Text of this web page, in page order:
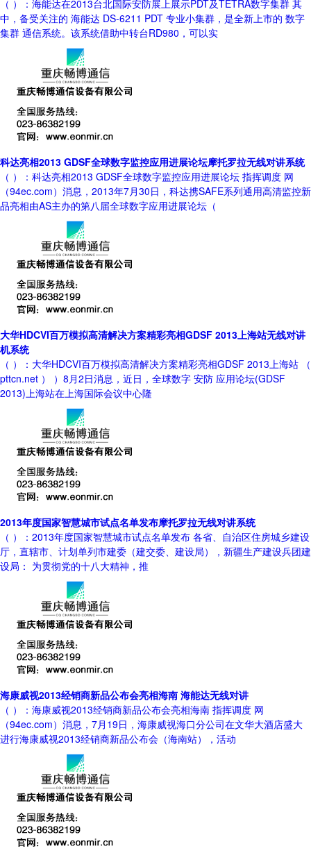
（ ）：海能达在2013台北国际安防展上展示PDT及TETRA数字集群 其
中，备受关注的 海能达 DS-6211 PDT 专业小集群，是全新上市的 数字
集群 通信系统。该系统借助中转台RD980，可以实
科达亮相2013 GDSF全球数字监控应用进展论坛摩托罗拉无线对讲系统
（ ）：科达亮相2013 GDSF全球数字监控应用进展论坛 指挥调度 网
（94ec.com）消息，2013年7月30日，科达携SAFE系列通用高清监控新
品亮相由AS主办的第八届全球数字应用进展论坛（
大华HDCVI百万模拟高清解决方案精彩亮相GDSF 2013上海站无线对讲
机系统
（ ）：大华HDCVI百万模拟高清解决方案精彩亮相GDSF 2013上海站 （
pttcn.net ） ）8月2日消息，近日，全球数字 安防 应用论坛(GDSF
2013)上海站在上海国际会议中心隆
2013年度国家智慧城市试点名单发布摩托罗拉无线对讲系统
（ ）：2013年度国家智慧城市试点名单发布 各省、自治区住房城乡建设
厅，直辖市、计划单列市建委（建交委、建设局），新疆生产建设兵团建
设局： 为贯彻党的十八大精神，推
海康威视2013经销商新品公布会亮相海南 海能达无线对讲
（ ）：海康威视2013经销商新品公布会亮相海南 指挥调度 网
（94ec.com）消息，7月19日，海康威视海口分公司在文华大酒店盛大
进行海康威视2013经销商新品公布会（海南站），活动